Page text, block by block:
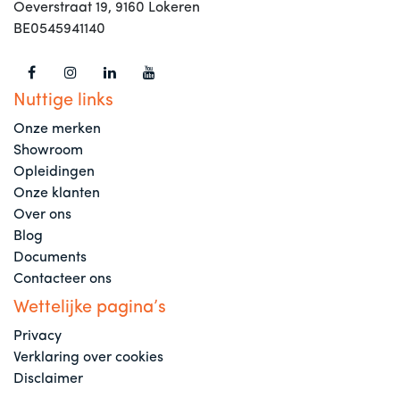
Oeverstraat 19, 9160 Lokeren
BE0545941140
Nuttige links
Onze merken
Showroom
Opleidingen
Onze klanten
Over ons
Blog
Documents
Contacteer ons
Wettelijke pagina’s
Privacy
Verklaring over cookies
Disclaimer